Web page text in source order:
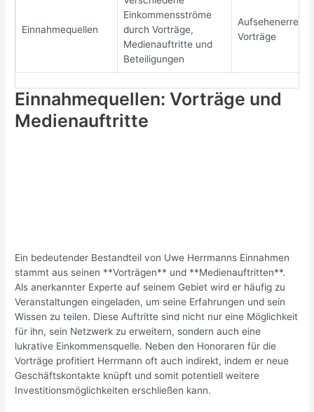
Einnahmequellen
Einkommensströme
durch Vorträge,
Medienauftritte und
Beteiligungen
Vorträge
Einnahmequellen: Vorträge und
Medienauftritte
Ein bedeutender Bestandteil von Uwe Herrmanns Einnahmen
stammt aus seinen **Vorträgen** und **Medienauftritten**.
Als anerkannter Experte auf seinem Gebiet wird er häufig zu
Veranstaltungen eingeladen, um seine Erfahrungen und sein
Wissen zu teilen. Diese Auftritte sind nicht nur eine Möglichkeit
für ihn, sein Netzwerk zu erweitern, sondern auch eine
lukrative Einkommensquelle. Neben den Honoraren für die
Vorträge profitiert Herrmann oft auch indirekt, indem er neue
Geschäftskontakte knüpft und somit potentiell weitere
Investitionsmöglichkeiten erschließen kann.